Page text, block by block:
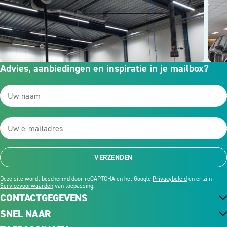
CONTACTGEGEVENS
Advies, aanbiedingen en inspiratie in je mailbox?
VERZENDEN
Deze site wordt beschermd door reCAPTCHA en het Google Privacybeleiden er zijn
Servicevoorwaardenvan toepassing.
SNEL NAAR